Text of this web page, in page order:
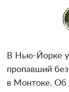
В Нью-Йорке
пропавший
в Монтоке. Об